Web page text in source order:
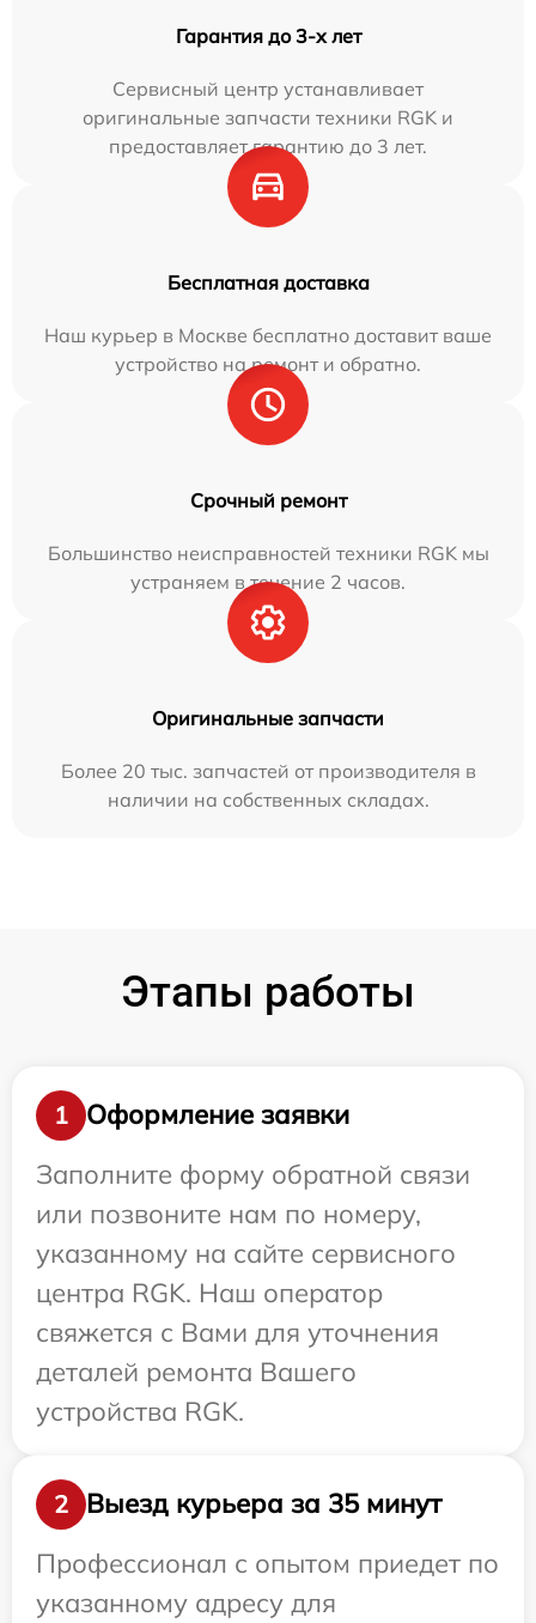
Гарантия до 3-х лет
Сервисный центр устанавливает
оригинальные запчасти техники RGK и
предоставляет гарантию до 3 лет.
Бесплатная доставка
Наш курьер в Москве бесплатно доставит ваше
устройство на ремонт и обратно.
Срочный ремонт
Большинство неисправностей техники RGK мы
устраняем в течение 2 часов.
Оригинальные запчасти
Более 20 тыс. запчастей от производителя в
наличии на собственных складах.
Этапы работы
1
Оформление заявки
Заполните форму обратной связи
или позвоните нам по номеру,
указанному на сайте сервисного
центра RGK. Наш оператор
свяжется с Вами для уточнения
деталей ремонта Вашего
устройства RGK.
2
Выезд курьера за 35 минут
Профессионал с опытом приедет по
указанному адресу для